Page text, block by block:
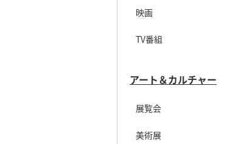
映画
TV番組
アート＆カルチャー
展覧会
美術展